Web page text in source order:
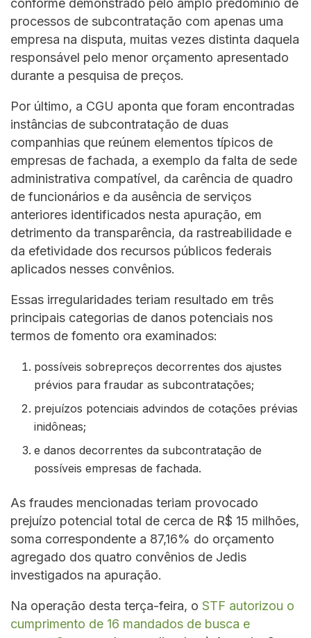
conforme demonstrado pelo amplo predomínio de
processos de subcontratação com apenas uma
empresa na disputa, muitas vezes distinta daquela
responsável pelo menor orçamento apresentado
durante a pesquisa de preços.
Por último, a CGU aponta que foram encontradas
instâncias de subcontratação de duas
companhias que reúnem elementos típicos de
empresas de fachada, a exemplo da falta de sede
administrativa compatível, da carência de quadro
de funcionários e da ausência de serviços
anteriores identificados nesta apuração, em
detrimento da transparência, da rastreabilidade e
da efetividade dos recursos públicos federais
aplicados nesses convênios.
Essas irregularidades teriam resultado em três
principais categorias de danos potenciais nos
termos de fomento ora examinados:
possíveis sobrepreços decorrentes dos ajustes
prévios para fraudar as subcontratações;
prejuízos potenciais advindos de cotações prévias
inidôneas;
e danos decorrentes da subcontratação de
possíveis empresas de fachada.
As fraudes mencionadas teriam provocado
prejuízo potencial total de cerca de R$ 15 milhões,
soma correspondente a 87,16% do orçamento
agregado dos quatro convênios de Jedis
investigados na apuração.
Na operação desta terça-feira, o STF autorizou o
cumprimento de 16 mandados de busca e